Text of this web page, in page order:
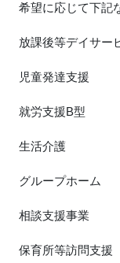
希望に応じて下記
放課後等デイサー
児童発達支援
就労支援B型
生活介護
グループホーム
相談支援事業
保育所等訪問支援